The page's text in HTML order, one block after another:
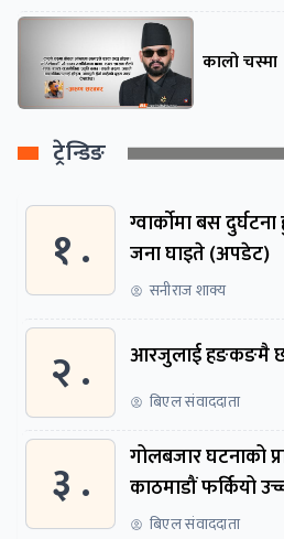
कालो चस्मा
ट्रेन्डिङ
१ .
ग्वार्काेमा बस
जना घाइते (अपडेट)
सनीराज शाक्य
२ . आरजुलाई हङकङमै
बिएल संवाददाता
३ .
गोलबजार घटनाको
काठमाडौं फर्कियो
बिएल संवाददाता